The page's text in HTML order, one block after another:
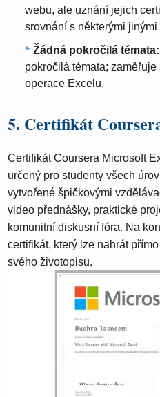
webu, ale uznání jejich
srovnání s některými
Žádná pokročilá témata:
pokročilá témata;
operace Excelu.
5. Certifikát
Certifikát Coursera Microsoft
určený pro studenty všech
vytvořené špičkovými
video přednášky, praktické
komunitní diskusní fóra. Na
certifikát, který lze nahrát
svého životopisu.